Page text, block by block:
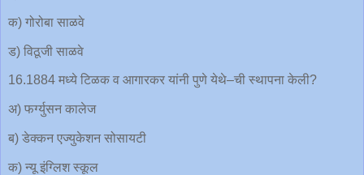
क) गोरोबा साळवे
ड) विठूजी साळवे
16.1884 मध्ये टिळक व आगारकर यांनी पुणे येथे–ची स्थापना केली?
अ) फर्ग्युसन कालेज
ब) डेक्कन एज्युकेशन सोसायटी
क) न्यू इंग्लिश स्कूल